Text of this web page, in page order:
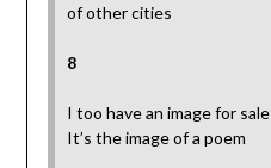
of other cities
8
I too have an image for sale
It’s the image of a poem